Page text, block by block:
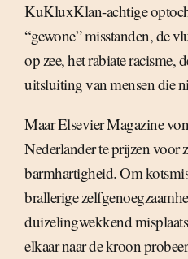
KuKluxKlan-achtige
“gewone” misstanden, de
op zee, het rabiate racisme,
uitsluiting van mensen die
Maar Elsevier Magazine
Nederlander te prijzen voor
barmhartigheid. Om
brallerige
duizelingwekkend
elkaar naar de kroon